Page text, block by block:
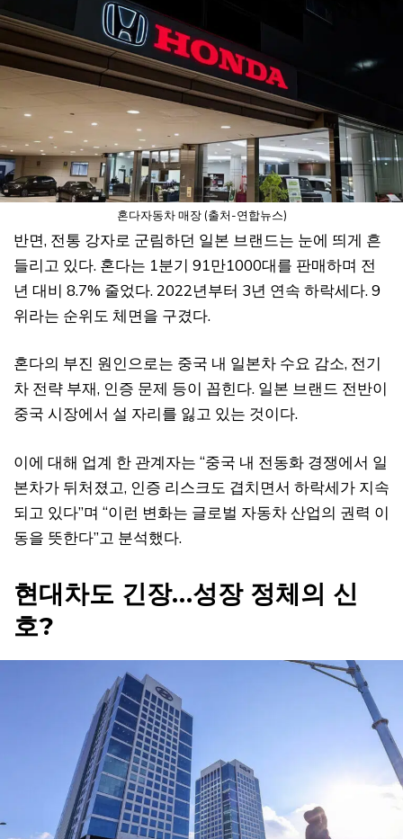
혼다자동차 매장 (출처-연합뉴스)
반면, 전통 강자로 군림하던 일본 브랜드는 눈에 띄게 흔
들리고 있다. 혼다는 1분기 91만1000대를 판매하며 전
년 대비 8.7% 줄었다. 2022년부터 3년 연속 하락세다. 9
위라는 순위도 체면을 구겼다.
혼다의 부진 원인으로는 중국 내 일본차 수요 감소, 전기
차 전략 부재, 인증 문제 등이 꼽힌다. 일본 브랜드 전반이
중국 시장에서 설 자리를 잃고 있는 것이다.
이에 대해 업계 한 관계자는 “중국 내 전동화 경쟁에서 일
본차가 뒤처졌고, 인증 리스크도 겹치면서 하락세가 지속
되고 있다”며 “이런 변화는 글로벌 자동차 산업의 권력 이
동을 뜻한다”고 분석했다.
현대차도 긴장…성장 정체의 신
호?